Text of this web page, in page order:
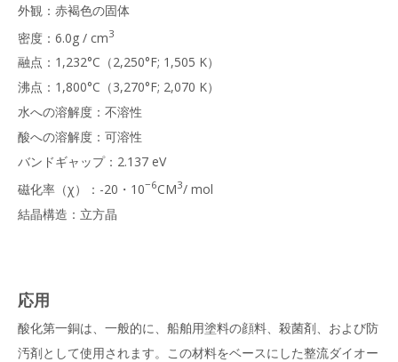
外観：赤褐色の固体
密度：6.0g / cm3
融点：1,232°C（2,250°F; 1,505 K）
沸点：1,800°C（3,270°F; 2,070 K）
水への溶解度：不溶性
酸への溶解度：可溶性
バンドギャップ：2.137 eV
磁化率（χ）：-20・10−6CM3/ mol
結晶構造：立方晶
応用
酸化第一銅は、一般的に、船舶用塗料の顔料、殺菌剤、および防
汚剤として使用されます。この材料をベースにした整流ダイオー